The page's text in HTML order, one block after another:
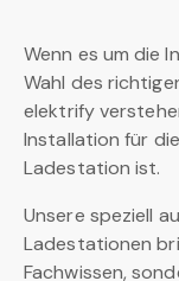
Wenn es um die
Wahl des
elektrify
Installation für
Ladestation ist.
Unsere speziell
Ladestationen
Fachwissen,